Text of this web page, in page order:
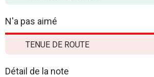
N'a pas aimé
TENUE DE ROUTE
Détail de la note